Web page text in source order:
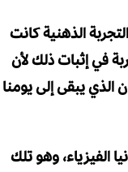
الذهنية كانت
في إثبات ذلك لأن
الذي يبقى إلى يومنا
الفيزياء، وهو تلك